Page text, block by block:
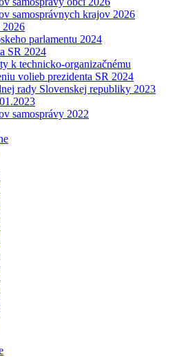
samosprávnych krajov 2026
2026
parlamentu 2024
SR 2024
k technicko-organizačnému
volieb prezidenta SR 2024
rady Slovenskej republiky 2023
samosprávy 2022